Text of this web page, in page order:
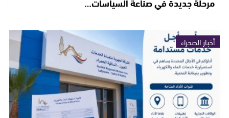
أخبار الصحراء